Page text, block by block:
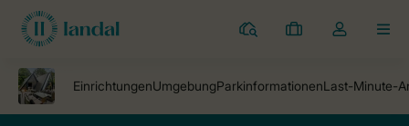
Ferienparks
Meine
Dropdown-
öffnen